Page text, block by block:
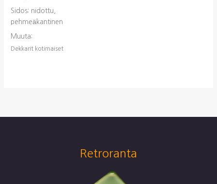
Sidos: nidottu,
pehmeäkantinen
Muuta:
Dekkarit kotimaiset
Retroranta